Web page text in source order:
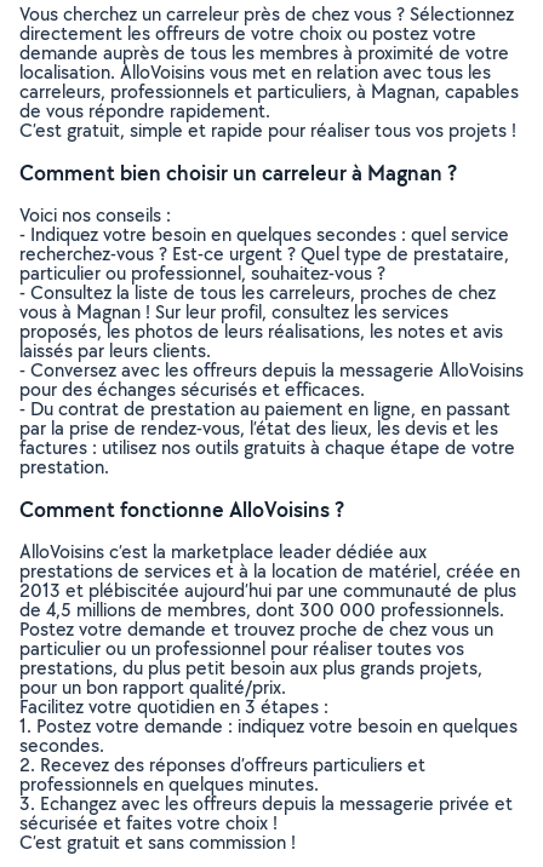
Vous cherchez un carreleur près de chez vous ? Sélectionnez
directement les offreurs de votre choix ou postez votre
demande auprès de tous les membres à proximité de votre
localisation. AlloVoisins vous met en relation avec tous les
carreleurs, professionnels et particuliers, à Magnan, capables
de vous répondre rapidement.
C’est gratuit, simple et rapide pour réaliser tous vos projets !
Comment bien choisir un carreleur à Magnan ?
Voici nos conseils :
- Indiquez votre besoin en quelques secondes : quel service
recherchez-vous ? Est-ce urgent ? Quel type de prestataire,
particulier ou professionnel, souhaitez-vous ?
- Consultez la liste de tous les carreleurs, proches de chez
vous à Magnan ! Sur leur profil, consultez les services
proposés, les photos de leurs réalisations, les notes et avis
laissés par leurs clients.
- Conversez avec les offreurs depuis la messagerie AlloVoisins
pour des échanges sécurisés et efficaces.
- Du contrat de prestation au paiement en ligne, en passant
par la prise de rendez-vous, l’état des lieux, les devis et les
factures : utilisez nos outils gratuits à chaque étape de votre
prestation.
Comment fonctionne AlloVoisins ?
AlloVoisins c’est la marketplace leader dédiée aux
prestations de services et à la location de matériel, créée en
2013 et plébiscitée aujourd’hui par une communauté de plus
de 4,5 millions de membres, dont 300 000 professionnels.
Postez votre demande et trouvez proche de chez vous un
particulier ou un professionnel pour réaliser toutes vos
prestations, du plus petit besoin aux plus grands projets,
pour un bon rapport qualité/prix.
Facilitez votre quotidien en 3 étapes :
1. Postez votre demande : indiquez votre besoin en quelques
secondes.
2. Recevez des réponses d’offreurs particuliers et
professionnels en quelques minutes.
3. Echangez avec les offreurs depuis la messagerie privée et
sécurisée et faites votre choix !
C’est gratuit et sans commission !